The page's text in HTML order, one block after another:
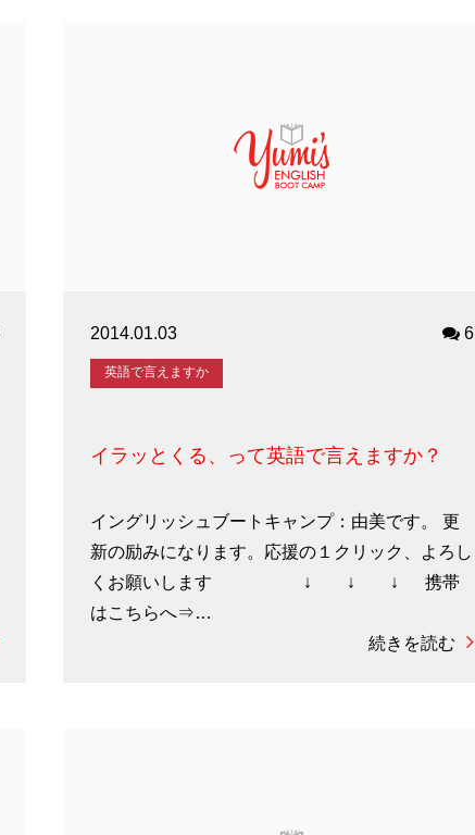
2014.01.03 6
英語で言えますか
イラッとくる、って英語で言えますか？
イングリッシュブートキャンプ：由美です。 更
新の励みになります。応援の１クリック、よろし
くお願いします ↓ ↓ ↓ 携帯
はこちらへ⇒…
続きを読む